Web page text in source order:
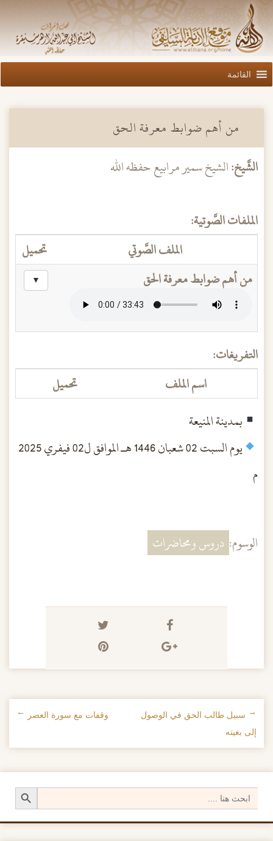
القائمة
من أهم ضوابط معرفة الحق
الشَّيخ:الشيخ سمير مرابيع حفظه الله
الملفات الصَّوتية:
الملف الصَّوتي
تحميل
من أهم ضوابط معرفة الحق
▼
التفريغات:
اسم الملف
تحميل
بمدينة المنيعة
يوم السبت 02 شعبان 1446 هــ الموافق ل02 فيفري 2025
م
الوسوم: دروس ومحاضرات
تصفح الإدراجات
← سبيل طالب الحق في الوصول
إلى بغيته
وقفات مع سورة العصر →
for:
Search Button